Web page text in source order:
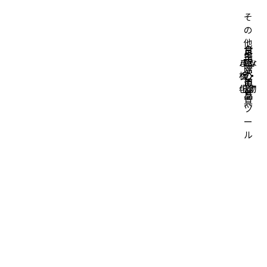
掃
除
道
具
生
活
用
品
台
所
の
道
具
食
卓
の
道
具
バッ
グ・
小物
まな
板・
包丁
そ
の
他
キ
ッ
チ
ン
ツ
ー
ル